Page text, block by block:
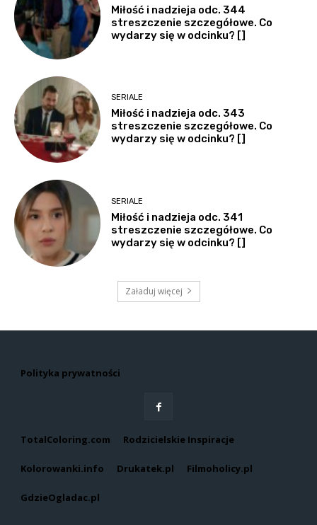
Miłość i nadzieja odc. 344
streszczenie szczegółowe. Co
wydarzy się w odcinku? []
SERIALE
Miłość i nadzieja odc. 343
streszczenie szczegółowe. Co
wydarzy się w odcinku? []
SERIALE
Miłość i nadzieja odc. 341
streszczenie szczegółowe. Co
wydarzy się w odcinku? []
Załaduj więcej
Polityka prywatności
TotalColoring.com Rodzicielskie Inspiracje
Kolorowanki.info Drukatek.pl Filmoholicy.pl
GdzieOgladac.pl